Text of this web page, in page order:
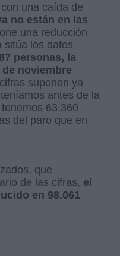
una caída de
no están en las
una reducción
sitúa los datos
personas, la
noviembre
suponen ya
antes de la
63.360
del paro que en
que
de las cifras, el
en 98.061